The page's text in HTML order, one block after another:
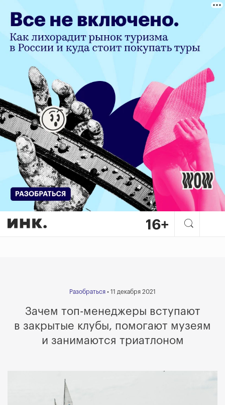
Зачем топ-менеджеры
Разобраться • 11 декабря 2021
Зачем топ-менеджеры вступают
в закрытые клубы, помогают музеям
и занимаются триатлоном